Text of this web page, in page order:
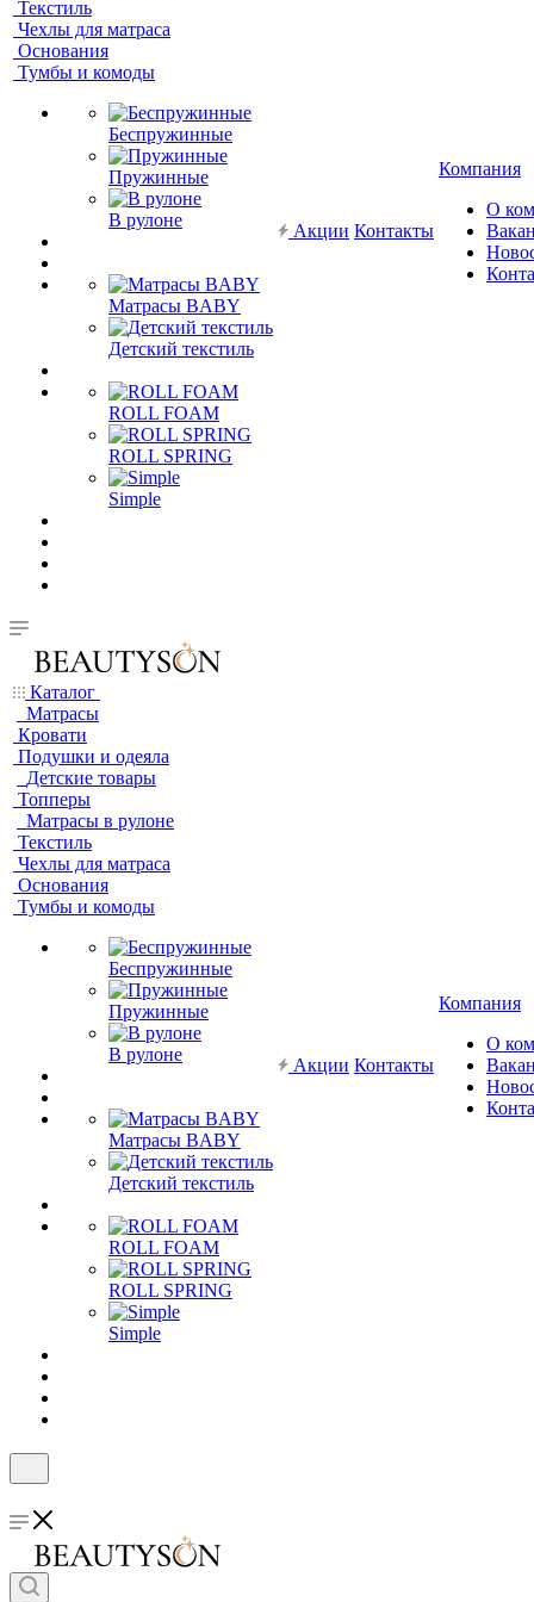
Текстиль
Чехлы для матраса
Основания
Тумбы и комоды
Беспружинные
Пружинные
В рулоне
Матрасы BABY
Детский текстиль
ROLL FOAM
ROLL SPRING
Simple
Акции Контакты
Компания
О
Каталог
Матрасы
Кровати
Подушки и одеяла
Детские товары
Топперы
Матрасы в рулоне
Текстиль
Чехлы для матраса
Основания
Тумбы и комоды
Беспружинные
Пружинные
В рулоне
Матрасы BABY
Детский текстиль
ROLL FOAM
ROLL SPRING
Simple
Акции Контакты
Компания
О